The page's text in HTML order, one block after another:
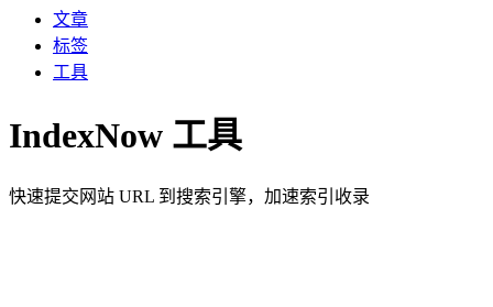
文章
标签
工具
IndexNow 工具
快速提交网站 URL 到搜索引擎，加速索引收录